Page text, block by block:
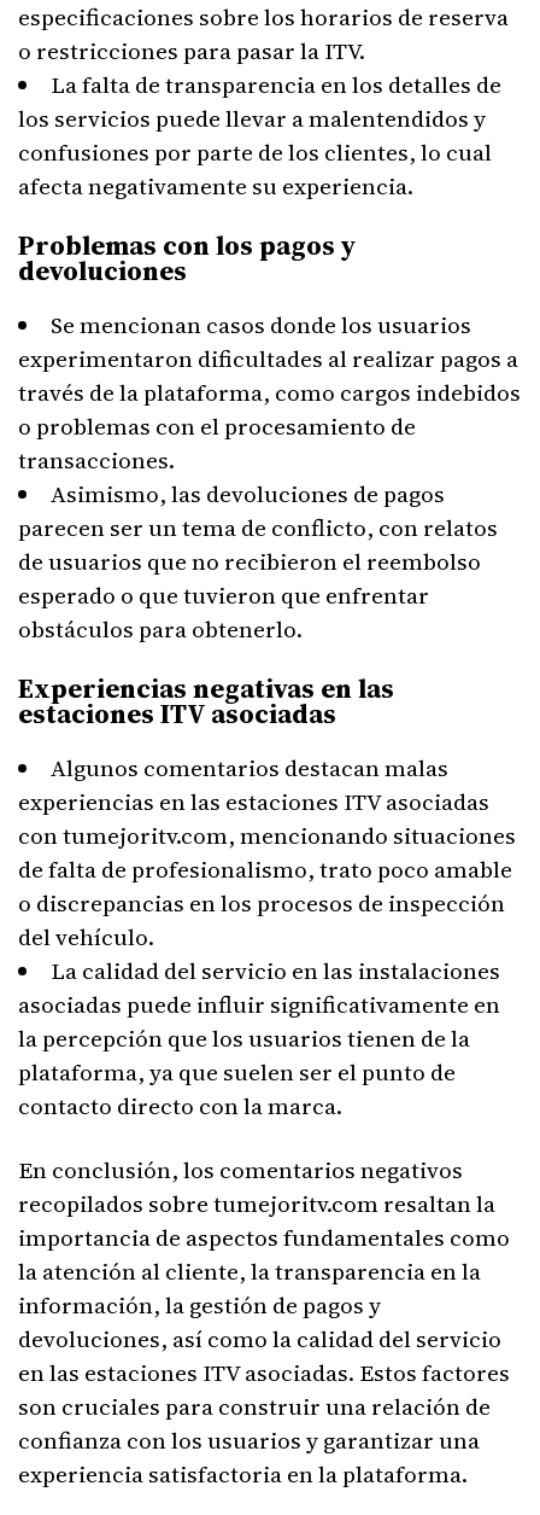
especificaciones sobre los horarios de reserva
o restricciones para pasar la ITV.
La falta de transparencia en los detalles de
los servicios puede llevar a malentendidos y
confusiones por parte de los clientes, lo cual
afecta negativamente su experiencia.
Problemas con los pagos y
devoluciones
Se mencionan casos donde los usuarios
experimentaron dificultades al realizar pagos a
través de la plataforma, como cargos indebidos
o problemas con el procesamiento de
transacciones.
Asimismo, las devoluciones de pagos
parecen ser un tema de conflicto, con relatos
de usuarios que no recibieron el reembolso
esperado o que tuvieron que enfrentar
obstáculos para obtenerlo.
Experiencias negativas en las
estaciones ITV asociadas
Algunos comentarios destacan malas
experiencias en las estaciones ITV asociadas
con tumejoritv.com, mencionando situaciones
de falta de profesionalismo, trato poco amable
o discrepancias en los procesos de inspección
del vehículo.
La calidad del servicio en las instalaciones
asociadas puede influir significativamente en
la percepción que los usuarios tienen de la
plataforma, ya que suelen ser el punto de
contacto directo con la marca.
En conclusión, los comentarios negativos
recopilados sobre tumejoritv.com resaltan la
importancia de aspectos fundamentales como
la atención al cliente, la transparencia en la
información, la gestión de pagos y
devoluciones, así como la calidad del servicio
en las estaciones ITV asociadas. Estos factores
son cruciales para construir una relación de
confianza con los usuarios y garantizar una
experiencia satisfactoria en la plataforma.